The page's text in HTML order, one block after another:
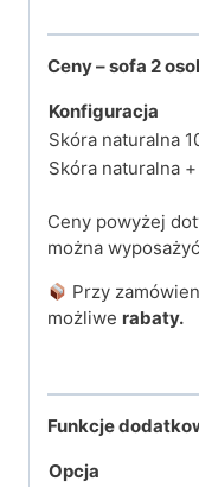
Ceny – sofa 2
Konfiguracja
Skóra naturalna
Skóra naturalna
Ceny powyżej
można
Przy
możliwe rabaty.
Funkcje
Opcja